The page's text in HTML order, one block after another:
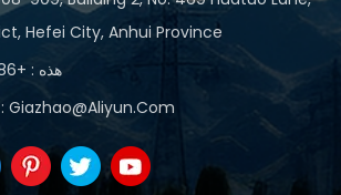
Hefei City, Anhui Province
هذه : +86 17730022793
البريد الإلكتروني : Giazhao@aliyun.com